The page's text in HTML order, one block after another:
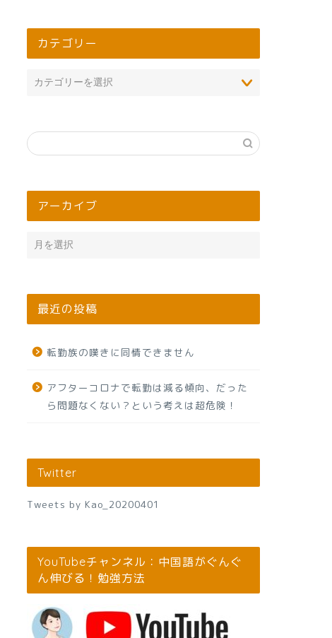
カテゴリー
アーカイブ
最近の投稿
転勤族の嘆きに同情できません
アフターコロナで転勤は減る傾向、だった
ら問題なくない？という考えは超危険！
Twitter
Tweets by Kao_20200401
YouTubeチャンネル：中国語がぐんぐ
ん伸びる！勉強方法